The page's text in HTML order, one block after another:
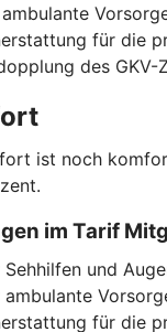
für die
des
ist noch
im Tarif
und
für die